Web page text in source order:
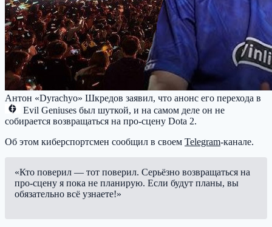
Антон «Dyrachyo» Шкредов заявил, что анонс его перехода в
Evil Geniuses был шуткой, и на самом деле он не
собирается возвращаться на про-сцену Dota 2.
Об этом киберспортсмен сообщил в своем Telegram-канале.
«Кто поверил — тот поверил. Серьёзно возвращаться на
про-сцену я пока не планирую. Если будут планы, вы
обязательно всё узнаете!»